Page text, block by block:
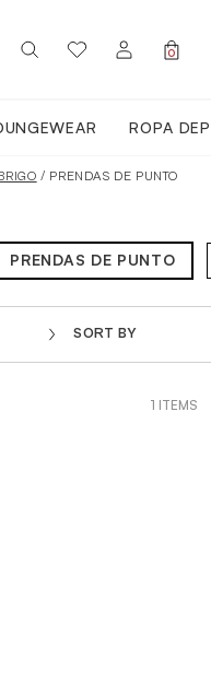
0
ROPA
/ PRENDAS DE PUNTO
PRENDAS DE PUNTO
SORT BY
1 ITEMS